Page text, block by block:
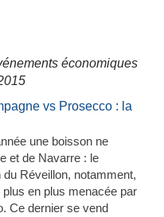
économiques
vs Prosecco : la
une boisson ne
et de Navarre : le
Réveillon, notamment,
en plus menacée par
Ce dernier se vend